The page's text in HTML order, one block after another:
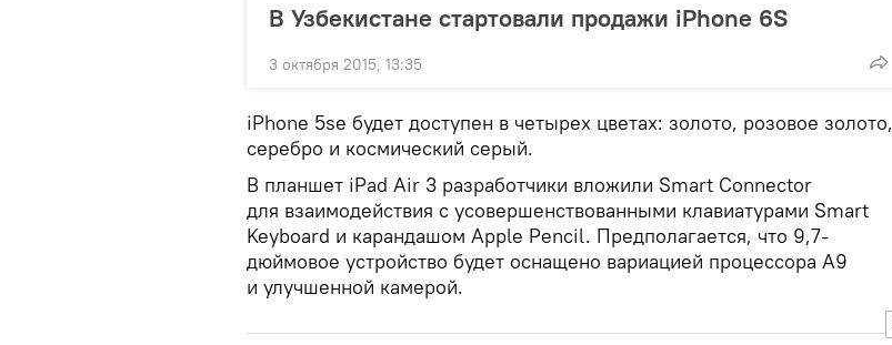
В Узбекистане стартовали продажи iPhone 6S
3 октября 2015, 13:35
iPhone 5se будет доступен в четырех цветах: золото, розовое золото,
серебро и космический серый.
В планшет iPad Air 3 разработчики вложили Smart Connector
для взаимодействия с усовершенствованными клавиатурами Smart
Keyboard и карандашом Apple Pencil. Предполагается, что 9,7-
дюймовое устройство будет оснащено вариацией процессора A9
и улучшенной камерой.